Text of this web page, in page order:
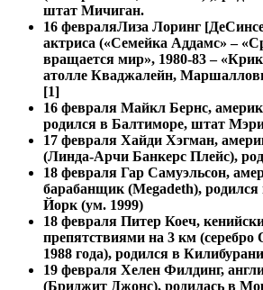
штат Мичиган.
16 февраляЛиза Лоринг
актриса («Семейка Аддамс» –
вращается мир», 1980-83 –
атолле Кваджалейн,
[1]
16 февраля Майкл Бернс,
родился в Балтиморе, штат
17 февраля Хайди Хэгман,
(Линда-Арчи Банкерс Плейс),
18 февраля Гар Самуэльсон,
барабанщик (Megadeth),
Йорк (ум. 1999)
18 февраля Питер Коеч,
препятствиями на 3 км
1988 года), родился в
19 февраля Хелен Филдинг,
(Бриджит Джонс), родилась в